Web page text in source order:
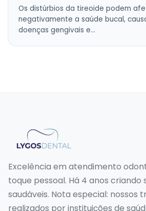
Os distúrbios da tireoide podem
negativamente a saúde bucal,
doenças gengivais e…
Excelência em atendimento
toque pessoal. Há 4 anos criando
saudáveis. Nota especial: nossos
realizados por instituições de